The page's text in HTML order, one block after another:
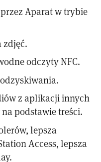
Aparat w trybie
zdjęć.
odczyty NFC.
z aplikacji innych
podstawie treści.
lepsza
Access, lepsza